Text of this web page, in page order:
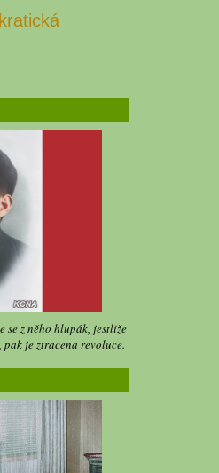
se z něho hlupák, jestliže
pak je ztracena revoluce.